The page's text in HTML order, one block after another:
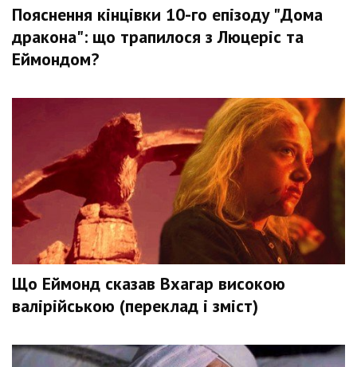
Пояснення кінцівки 10-го епізоду "Дома
дракона": що трапилося з Люцеріс та
Еймондом?
Що Еймонд сказав Вхагар високою
валірійською (переклад і зміст)